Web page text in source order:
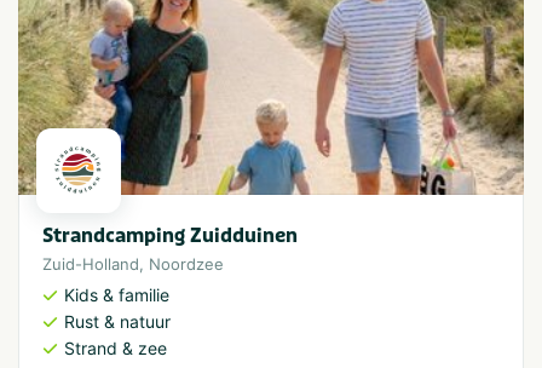
Strandcamping Zuidduinen
Zuid-Holland, Noordzee
Kids & familie
Rust & natuur
Strand & zee